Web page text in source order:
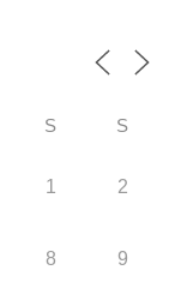
S S
1 2
8 9